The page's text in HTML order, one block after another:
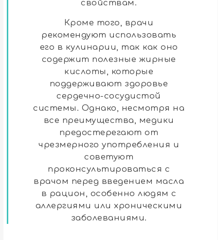
свойствам.
Кроме того, врачи
рекомендуют использовать
его в кулинарии, так как оно
содержит полезные жирные
кислоты, которые
поддерживают здоровье
сердечно-сосудистой
системы. Однако, несмотря на
все преимущества, медики
предостерегают от
чрезмерного употребления и
советуют
проконсультироваться с
врачом перед введением масла
в рацион, особенно людям с
аллергиями или хроническими
заболеваниями.